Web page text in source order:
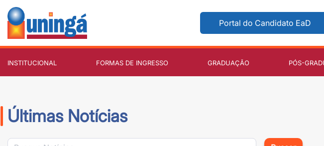
Portal do Candidato EaD
INSTITUCIONAL FORMAS DE INGRESSO GRADUAÇÃO PÓS-
Últimas Notícias